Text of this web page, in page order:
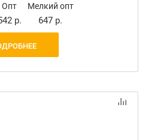
Опт
р.
Мелкий опт
647 р.